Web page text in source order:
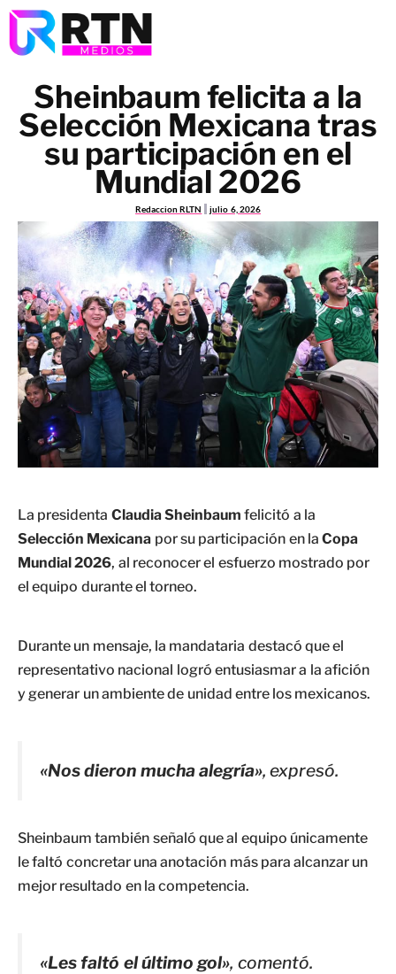
Sheinbaum felicita a la
Selección Mexicana tras
su participación en el
Mundial 2026
Redaccion RLTN julio 6, 2026
La presidenta Claudia Sheinbaum felicitó a la
Selección Mexicana por su participación en laCopa
Mundial 2026, al reconocer el esfuerzo mostrado por
el equipo durante el torneo.
Durante un mensaje, la mandataria destacó que el
representativo nacional logró entusiasmar a la afición
y generar un ambiente de unidad entre los mexicanos.
«Nos dieron mucha alegría», expresó.
Sheinbaum también señaló que al equipo únicamente
le faltó concretar una anotación más para alcanzar un
mejor resultado en la competencia.
«Les faltó el último gol», comentó.